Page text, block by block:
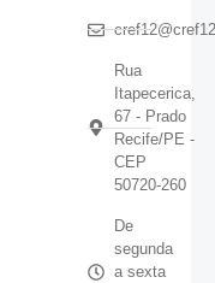
Rua
Itapecerica,
67 - Prado
Recife/PE -
CEP
50720-260
De
segunda
a sexta